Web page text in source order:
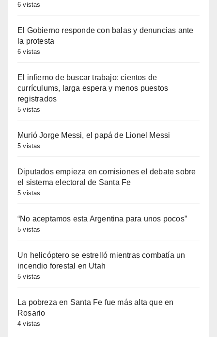
6 vistas
El Gobierno responde con balas y denuncias ante
la protesta
6 vistas
El infierno de buscar trabajo: cientos de
currículums, larga espera y menos puestos
registrados
5 vistas
Murió Jorge Messi, el papá de Lionel Messi
5 vistas
Diputados empieza en comisiones el debate sobre
el sistema electoral de Santa Fe
5 vistas
“No aceptamos esta Argentina para unos pocos”
5 vistas
Un helicóptero se estrelló mientras combatía un
incendio forestal en Utah
5 vistas
La pobreza en Santa Fe fue más alta que en
Rosario
4 vistas